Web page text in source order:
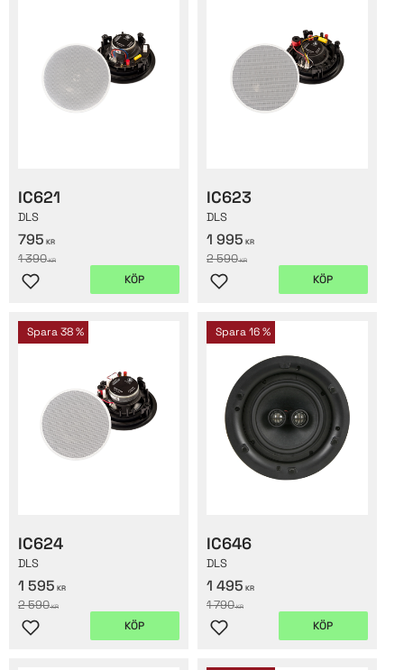
IC621
DLS
795 KR
1 390KR
Lägg till i favoriter
KÖP
IC623
DLS
1 995 KR
2 590KR
Lägg till i favoriter
KÖP
IC624
DLS
1 595 KR
2 590KR
Spara38 %
Lägg till i favoriter
KÖP
IC646
DLS
1 495 KR
1 790KR
Spara16 %
Lägg till i favoriter
KÖP